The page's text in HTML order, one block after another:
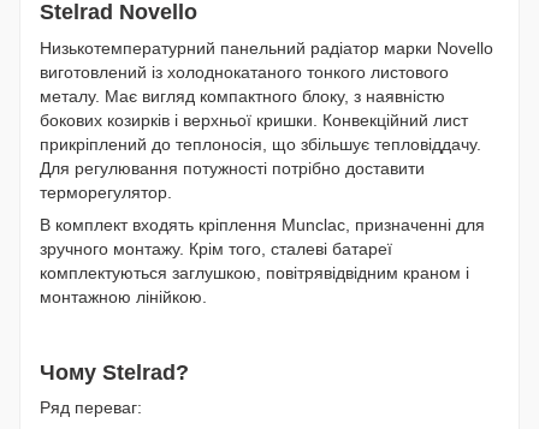
Stelrad Novello
Низькотемпературний панельний радіатор марки Novello
виготовлений із холоднокатаного тонкого листового
металу. Має вигляд компактного блоку, з наявністю
бокових козирків і верхньої кришки. Конвекційний лист
прикріплений до теплоносія, що збільшує тепловіддачу.
Для регулювання потужності потрібно доставити
терморегулятор.
В комплект входять кріплення Munclac, призначенні для
зручного монтажу. Крім того, сталеві батареї
комплектуються заглушкою, повітрявідвідним краном і
монтажною лінійкою.
Чому Stelrad?
Ряд переваг: